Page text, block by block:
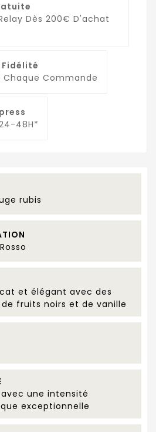
Dès 200€ D'achat
Fidélité
Commande
48H*
rubis
et élégant avec des
fruits noirs et de vanille
une intensité
exceptionnelle